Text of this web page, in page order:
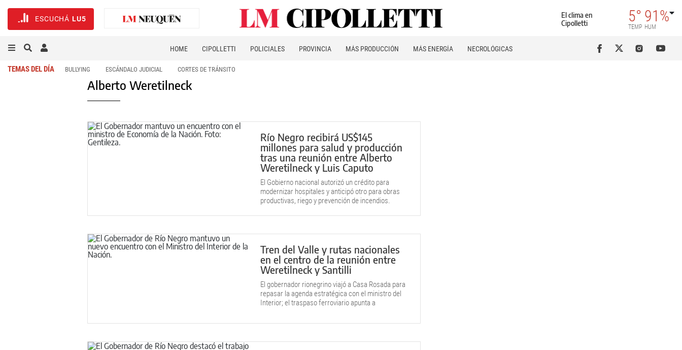
ESCUCHÁ LU5
El clima en
Cipolletti
5°
TEMP
91%
HUM
HOME CIPOLLETTI POLICIALES PROVINCIA MÁS PRODUCCIÓN MÁS ENERGÍA NECROLÓGICAS
TEMAS DEL DÍA BULLYING ESCÁNDALO JUDICIAL CORTES DE TRÁNSITO
Alberto Weretilneck
Río Negro recibirá US$145
millones para salud y producción
tras una reunión entre Alberto
Weretilneck y Luis Caputo
El Gobierno nacional autorizó un crédito para
modernizar hospitales y anticipó otro para obras
productivas, riego y prevención de incendios.
Tren del Valle y rutas nacionales
en el centro de la reunión entre
Weretilneck y Santilli
El gobernador rionegrino viajó a Casa Rosada para
repasar la agenda estratégica con el ministro del
Interior; el traspaso ferroviario apunta a